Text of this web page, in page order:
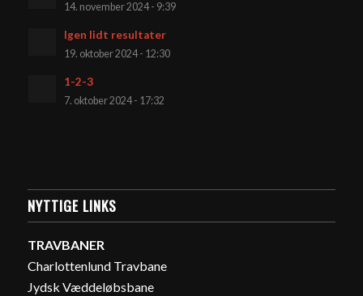
14. november 2024 - 9:39
Igen lidt resultater
19. oktober 2024 - 12:30
1-2-3
7. oktober 2024 - 17:32
NYTTIGE LINKS
TRAVBANER
Charlottenlund Travbane
Jydsk Væddeløbsbane